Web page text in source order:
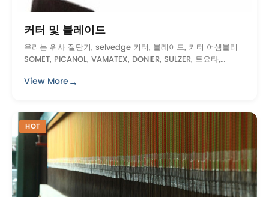
커터 및 블레이드
우리는 위사 절단기, selvedge 커터, 블레이드, 커터 어셈블리
SOMET, PICANOL, VAMATEX, DONIER, SULZER, 토요타,
제공합니다 ... 이들은 만들어집니다 ...
View More→
HOT